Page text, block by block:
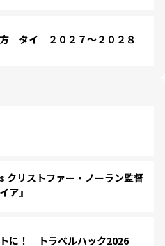
タイ ２０２７～２０２８
リストファー・ノーラン監督
ア』
に！ トラベルハック2026